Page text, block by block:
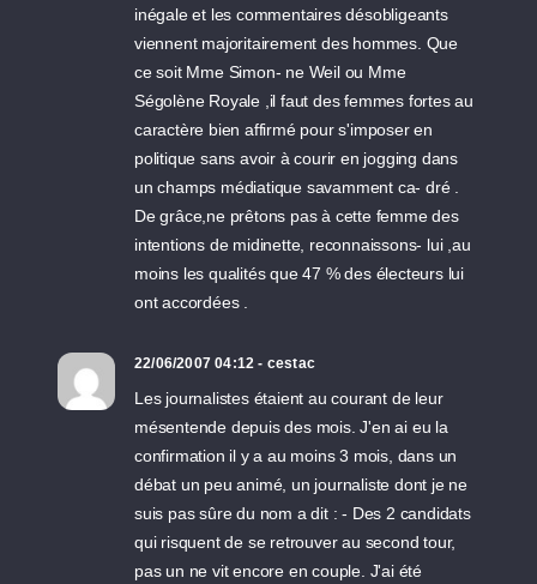
inégale et les commentaires désobligeants
viennent majoritairement des hommes. Que
ce soit Mme Simon- ne Weil ou Mme
Ségolène Royale ,il faut des femmes fortes au
caractère bien affirmé pour s'imposer en
politique sans avoir à courir en jogging dans
un champs médiatique savamment ca- dré .
De grâce,ne prêtons pas à cette femme des
intentions de midinette, reconnaissons- lui ,au
moins les qualités que 47 % des électeurs lui
ont accordées .
22/06/2007 04:12 - cestac
Les journalistes étaient au courant de leur
mésentende depuis des mois. J'en ai eu la
confirmation il y a au moins 3 mois, dans un
débat un peu animé, un journaliste dont je ne
suis pas sûre du nom a dit : - Des 2 candidats
qui risquent de se retrouver au second tour,
pas un ne vit encore en couple. J'ai été